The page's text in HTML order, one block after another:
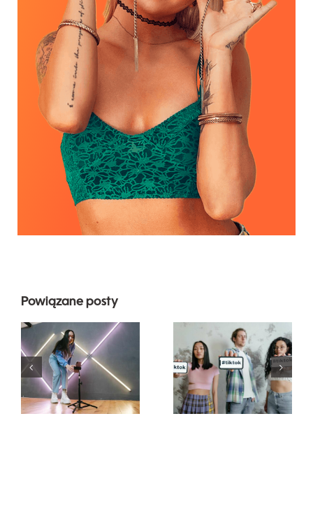
Powiązane posty
5
najlepszych
metod na
zwiększenie
zasięgu
organicznego
Najlepsze
generatory
czcionek na
TikTok do
kreatywnych